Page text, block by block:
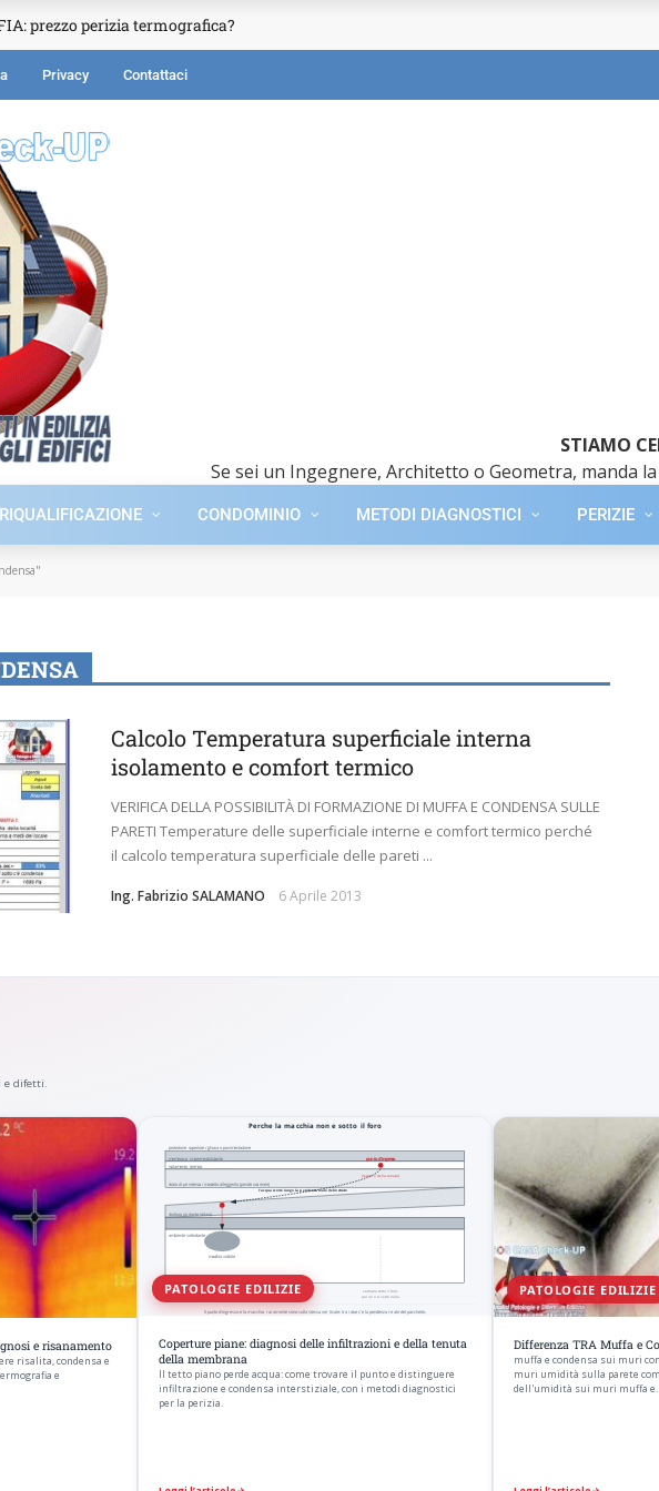
prezzo perizia termografica?
Privacy Contattaci
STIAMO
Se sei un Ingegnere, Architetto o Geometra, manda
RIQUALIFICAZIONE CONDOMINIO METODI DIAGNOSTICI PERIZIE
Calcolo Temperatura superficiale interna
isolamento e comfort termico
VERIFICA DELLA POSSIBILITÀ DI FORMAZIONE DI MUFFA E CONDENSA SULLE
PARETI Temperature delle superficiale interne e comfort termico perché
il calcolo temperatura superficiale delle pareti ...
Ing. Fabrizio SALAMANO 6 Aprile 2013
e difetti.
e risanamento
risalita, condensa e
e
PATOLOGIE EDILIZIE
Coperture piane: diagnosi delle infiltrazioni e della tenuta
della membrana
Il tetto piano perde acqua: come trovare il punto e distinguere
infiltrazione e condensa interstiziale, con i metodi diagnostici
per la perizia.
PATOLOGIE EDILIZIE
Differenza TRA Muffa e
muffa e condensa sui muri
muri umidità sulla parete
dell'umidità sui muri muffa